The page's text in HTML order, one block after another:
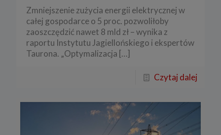
Zmniejszenie zużycia energii elektrycznej w
całej gospodarce o 5 proc. pozwoliłoby
zaoszczędzić nawet 8 mld zł – wynika z
raportu Instytutu Jagiellońskiego i ekspertów
Taurona. „Optymalizacja […]
Czytaj dalej